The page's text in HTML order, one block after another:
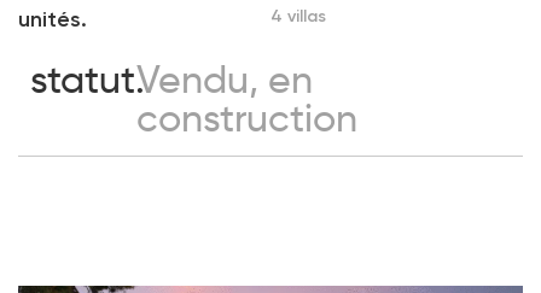
unités. 4 villas
statut.Vendu, en
construction